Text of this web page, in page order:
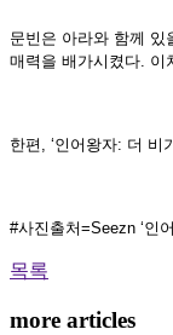
문빈은 아라와 함께 있
매력을 배가시켰다. 이
한편, ‘인어왕자: 더
#사진출처=Seezn ‘인
목록
more articles